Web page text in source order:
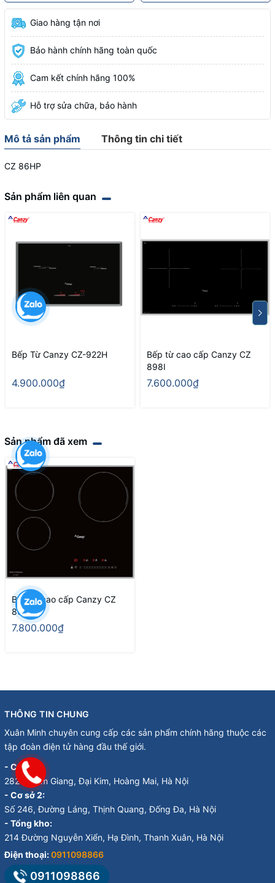
Giao hàng tận nơi
Bảo hành chính hãng toàn quốc
Cam kết chính hãng 100%
Hỗ trợ sửa chữa, bảo hành
Mô tả sản phẩm Thông tin chi tiết
CZ 86HP
Sản phẩm liên quan
Bếp Từ Canzy CZ-922H
4.900.000₫
Bếp từ cao cấp Canzy CZ
898I
7.600.000₫
Sản phẩm đã xem
Bếp từ cao cấp Canzy CZ
86HP
7.800.000₫
THÔNG TIN CHUNG
Xuân Minh chuyên cung cấp các sản phẩm chính hãng thuộc các
tập đoàn điện tử hàng đầu thế giới.
- Cơ sở 1:
282 Đ. Kim Giang, Đại Kim, Hoàng Mai, Hà Nội
- Cơ sở 2:
Số 246, Đường Láng, Thịnh Quang, Đống Đa, Hà Nội
- Tổng kho:
214 Đường Nguyễn Xiển, Hạ Đình, Thanh Xuân, Hà Nội
Điện thoại:0911098866
0911098866